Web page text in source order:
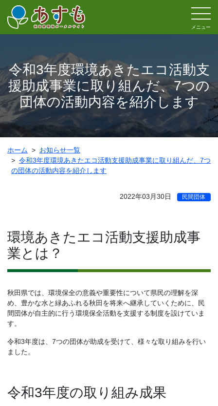
メニュー
令和3年度環境あきたエコ活動支
援助成事業に取り組んだ、7つの
団体の活動内容を紹介します
ホーム
お知らせ一覧
令和3年度環境あきたエコ活動支援助成事業に取り組んだ、7つ
の団体の活動内容を紹介します
2022年03月30日 民間団体
環境あきたエコ活動支援助成事
業とは？
秋田県では、環境保全の意義や重要性について県民の理解を深
め、豊かな水と緑あふれる秋田を将来へ継承していくために、民
間団体が自主的に行う環境保全活動を支援する制度を設けていま
す。
令和3年度は、7つの団体が助成を受けて、様々な取り組みを行い
ました。
令和3年度の取り組み成果